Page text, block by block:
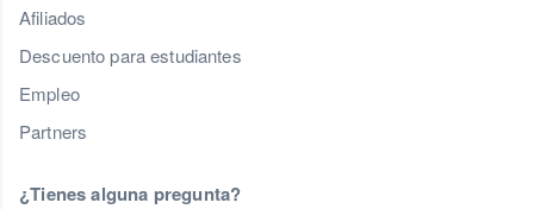
Afiliados
Descuento para estudiantes
Empleo
Partners
¿Tienes alguna pregunta?